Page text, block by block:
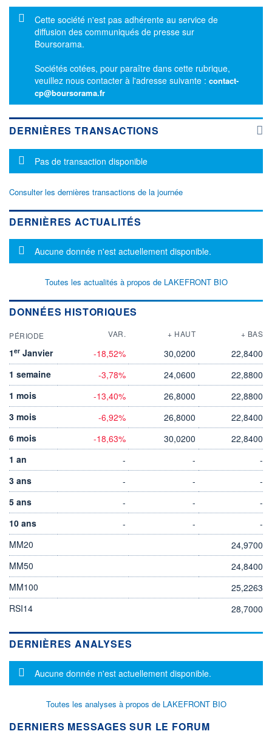
Message d'information
Cette société n'est pas adhérente au service de
diffusion des communiqués de presse sur
Boursorama.
Sociétés cotées, pour paraître dans cette rubrique,
veuillez nous contacter à l'adresse suivante : contact-
cp@boursorama.fr
DERNIÈRES TRANSACTIONS
Message d'information
Pas de transaction disponible
Consulter les dernières transactions de la journée
DERNIÈRES ACTUALITÉS
Message d'information
Aucune donnée n'est actuellement disponible.
Toutes les actualités à propos de LAKEFRONT BIO
DONNÉES HISTORIQUES
PÉRIODE VAR. + HAUT + BAS
1er Janvier -18,52% 30,0200
22,8400
1 semaine
-3,78% 24,0600
22,8800
1 mois
-13,40% 26,8000
22,8800
3 mois
-6,92% 26,8000
22,8400
6 mois
-18,63% 30,0200
22,8400
1 an
- -
-
3 ans
- -
-
5 ans
- -
-
10 ans
- -
-
MM20
24,9700
MM50
24,8400
MM100
25,2263
RSI14
28,7000
DERNIÈRES ANALYSES
Message d'information
Aucune donnée n'est actuellement disponible.
Toutes les analyses à propos de LAKEFRONT BIO
DERNIERS MESSAGES SUR LE FORUM